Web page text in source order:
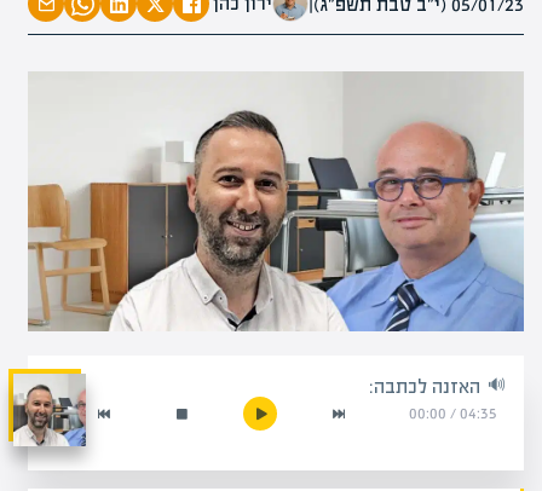
האזנה לכתבה:
04:35
/
00:00